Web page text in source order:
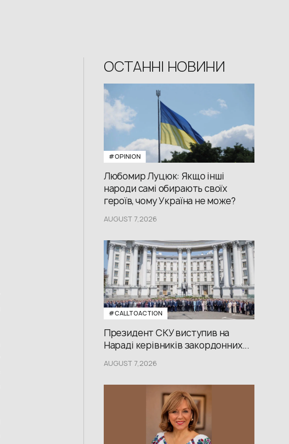
ОСТАННІ НОВИНИ
#OPINION
Любомир Луцюк: Якщо інші
народи самі обирають своїх
героїв, чому Україна не може?
AUGUST 7,2026
#CALLTOACTION
Президент СКУ виступив на
Нараді керівників закордонних...
AUGUST 7,2026